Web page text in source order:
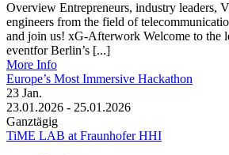
Overview Entrepreneurs, industry leaders,
engineers from the field of
and join us! xG-Afterwork Welcome to the
eventfor Berlin’s [...]
More Info
Europe’s Most Immersive Hackathon
23 Jan.
23.01.2026 - 25.01.2026
Ganztägig
TiME LAB at Fraunhofer HHI